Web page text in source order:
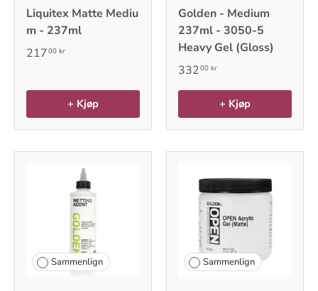
Liquitex Matte Mediu
m - 237ml
21700 kr
+ Kjøp
Golden - Medium
237ml - 3050-5
Heavy Gel (Gloss)
33200 kr
+ Kjøp
Sammenlign Sammenlign